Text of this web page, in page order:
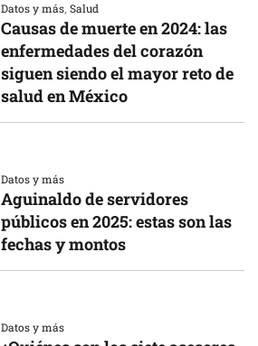
Datos y más,Salud
Causas de muerte en 2024: las
enfermedades del corazón
siguen siendo el mayor reto de
salud en México
Datos y más
Aguinaldo de servidores
públicos en 2025: estas son las
fechas y montos
Datos y más